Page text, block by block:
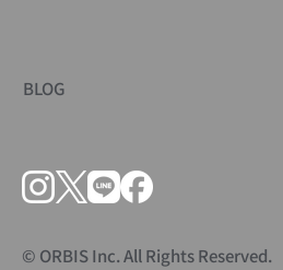
BLOG
© ORBIS Inc. All Rights Reserved.